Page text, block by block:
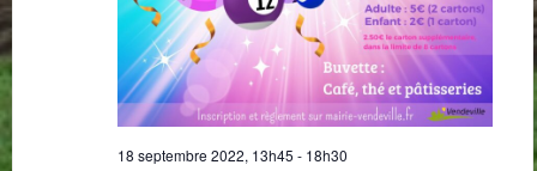
18 septembre 2022, 13h45 - 18h30